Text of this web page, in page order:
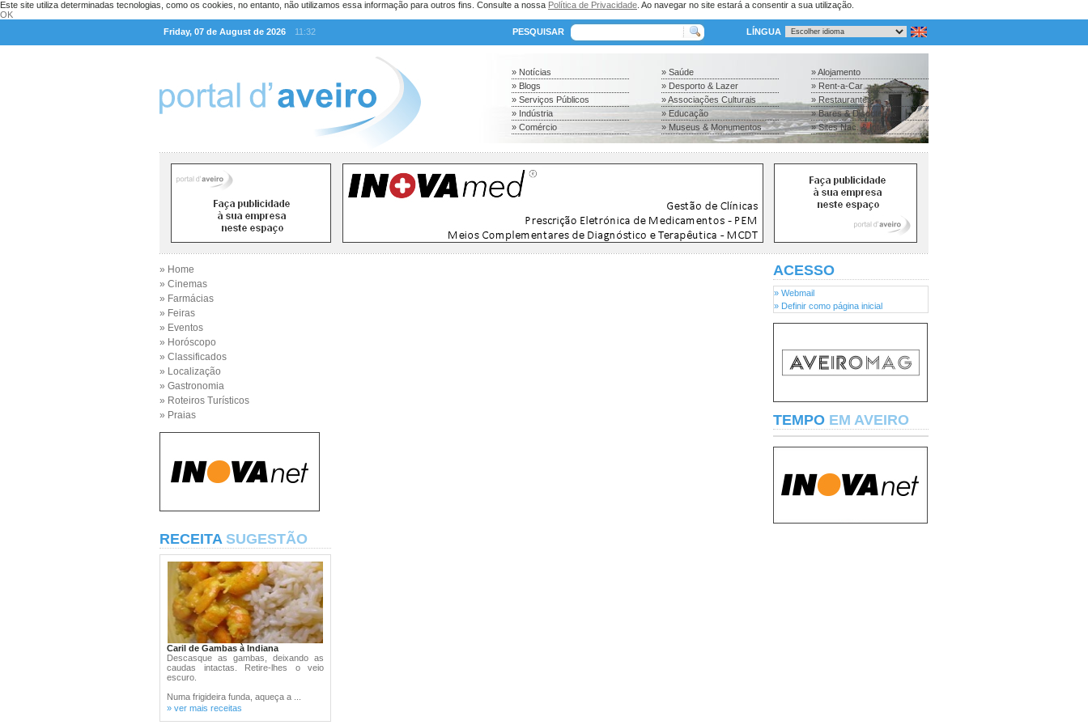
Este site utiliza determinadas tecnologias, como os cookies, no entanto, não utilizamos essa informação para outros fins. Consulte a nossa Política de Privacidade . Ao navegar no site estará a consentir a sua utilização.
OK
Friday, 07 de August de 2026
11:32 PESQUISAR LÍNGUA
» Notícias
» Blogs
» Serviços Públicos
» Indústria
» Comércio
» Saúde
» Desporto & Lazer
» Associações Culturais
» Educação
» Museus & Monumentos
» Alojamento
» Rent-a-Car
» Restaurantes
» Bares & Discotecas
» Sites Nac. & Inter.
» Home
» Cinemas
» Farmácias
» Feiras
» Eventos
» Horóscopo
» Classificados
» Localização
» Gastronomia
» Roteiros Turísticos
» Praias
RECEITA SUGESTÃO
Caril de Gambas à Indiana
Descasque as gambas, deixando as
caudas intactas. Retire-lhes o veio
escuro.
Numa frigideira funda, aqueça a ...
» ver mais receitas
ACESSO
» Webmail
» Definir como página inicial
TEMPO EM AVEIRO